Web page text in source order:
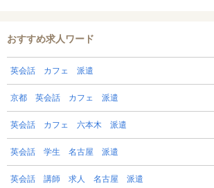
おすすめ求人ワード
英会話 カフェ 派遣
京都 英会話 カフェ 派遣
英会話 カフェ 六本木 派遣
英会話 学生 名古屋 派遣
英会話 講師 求人 名古屋 派遣